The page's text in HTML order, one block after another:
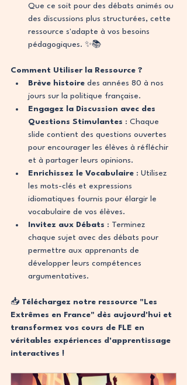
Que ce soit pour des débats animés ou
des discussions plus structurées, cette
ressource s'adapte à vos besoins
pédagogiques. ✨📚
Comment Utiliser la Ressource ?
Brève histoire des années 80 à nos
jours sur la politique française.
Engagez la Discussion avec des
Questions Stimulantes : Chaque
slide contient des questions ouvertes
pour encourager les élèves à réfléchir
et à partager leurs opinions.
Enrichissez le Vocabulaire : Utilisez
les mots-clés et expressions
idiomatiques fournis pour élargir le
vocabulaire de vos élèves.
Invitez aux Débats : Terminez
chaque sujet avec des débats pour
permettre aux apprenants de
développer leurs compétences
argumentatives.
📥 Téléchargez notre ressource "Les
Extrêmes en France" dès aujourd'hui et
transformez vos cours de FLE en
véritables expériences d'apprentissage
interactives !